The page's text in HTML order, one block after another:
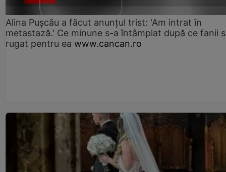
Alina Pușcău a făcut anunțul trist: 'Am intrat în
metastază.' Ce minune s-a întâmplat după ce fanii
rugat pentru ea www.cancan.ro